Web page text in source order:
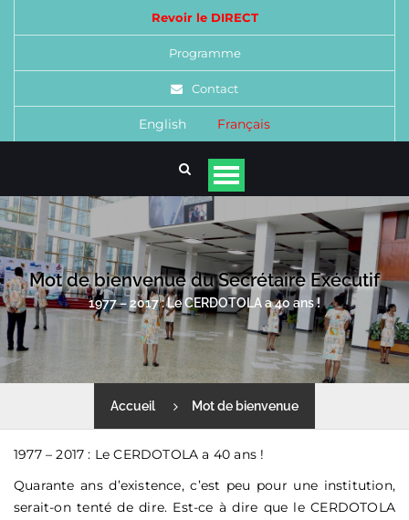
Revoir le DIRECT
Programme
Contact
English Français
Mot de bienvenue du Secrétaire Exécutif
1977 – 2017 : Le CERDOTOLA a 40 ans !
Accueil Mot de bienvenue
1977 – 2017 : Le CERDOTOLA a 40 ans !
Quarante ans d’existence, c’est peu pour une institution,
serait-on tenté de dire. Est-ce à dire que le CERDOTOLA